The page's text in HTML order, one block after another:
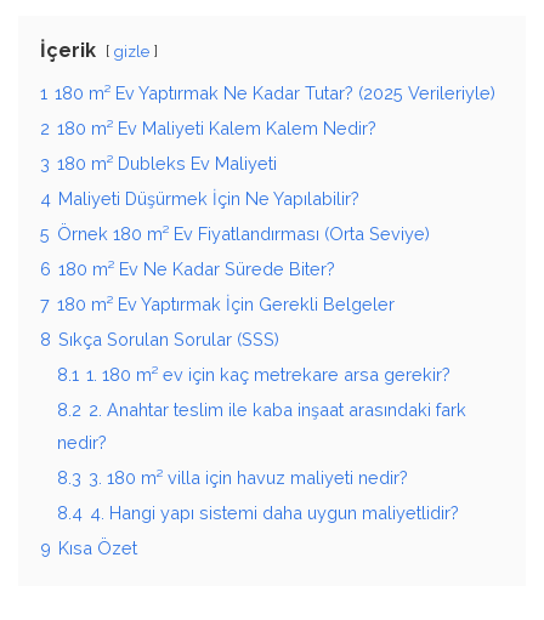
İçerik gizle
1 180 m² Ev Yaptırmak Ne Kadar Tutar? (2025 Verileriyle)
2 180 m² Ev Maliyeti Kalem Kalem Nedir?
3 180 m² Dubleks Ev Maliyeti
4 Maliyeti Düşürmek İçin Ne Yapılabilir?
5 Örnek 180 m² Ev Fiyatlandırması (Orta Seviye)
6 180 m² Ev Ne Kadar Sürede Biter?
7 180 m² Ev Yaptırmak İçin Gerekli Belgeler
8 Sıkça Sorulan Sorular (SSS)
8.1 1. 180 m² ev için kaç metrekare arsa gerekir?
8.2 2. Anahtar teslim ile kaba inşaat arasındaki fark
nedir?
8.3 3. 180 m² villa için havuz maliyeti nedir?
8.4 4. Hangi yapı sistemi daha uygun maliyetlidir?
9 Kısa Özet